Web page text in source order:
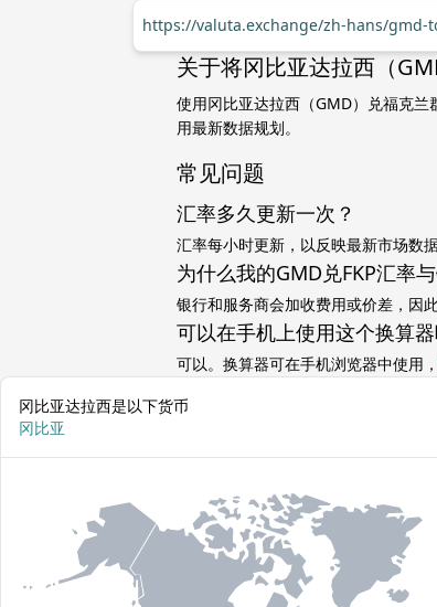
https://valuta.exchange/zh-hans/gmd-
关于将冈比亚达拉西（
使用冈比亚达拉西（GMD）兑福克兰
用最新数据规划。
常见问题
汇率多久更新一次？
汇率每小时更新，以反映最新市场数据
为什么我的GMD兑FKP汇率
银行和服务商会加收费用或价差，因
可以在手机上使用这个换算器
可以。换算器可在手机浏览器中使用，
冈比亚达拉西是以下货币
冈比亚